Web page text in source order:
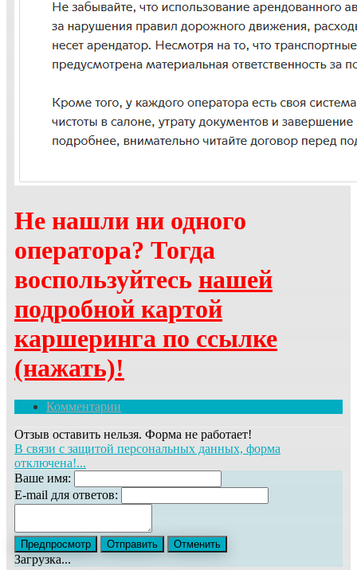
Не нашли ни одного
оператора? Тогда
воспользуйтесь нашей
подробной картой
каршеринга по ссылке
(нажать)!
Комментарии
Отзыв оставить нельзя. Форма не работает!
В связи с защитой персональных данных, форма
отключена!...
Ваше имя:
E-mail для ответов:
Загрузка...